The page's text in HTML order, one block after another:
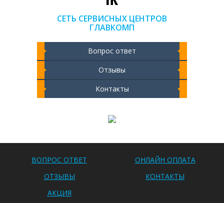
СЕТЬ СЕРВИСНЫХ ЦЕНТРОВ
ГЛАВКОМП
Вопрос ответ
Отзывы
Контакты
ВОПРОС ОТВЕТ
ОНЛАЙН ОПЛАТА
ОТЗЫВЫ
КОНТАКТЫ
АКЦИЯ